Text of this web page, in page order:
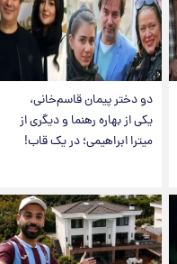
دو دختر پیمان قاسم‌خانی،
یکی از بهاره رهنما و دیگری از
میترا ابراهیمی؛ در یک قاب!